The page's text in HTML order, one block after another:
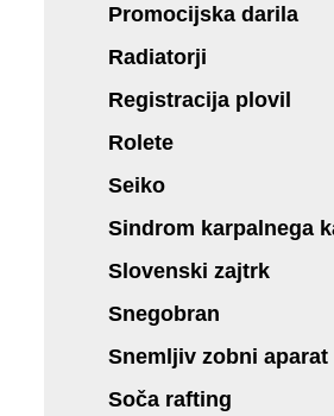
Promocijska darila
Radiatorji
Registracija plovil
Rolete
Seiko
Sindrom karpalnega
Slovenski zajtrk
Snegobran
Snemljiv zobni aparat
Soča rafting